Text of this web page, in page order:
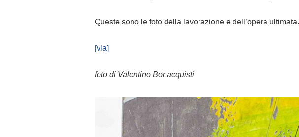
Queste sono le foto della lavorazione e dell’opera ultimata.
[via]
foto di Valentino Bonacquisti